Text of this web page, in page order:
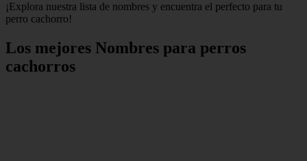
¡Explora nuestra lista de nombres y encuentra el perfecto para tu
perro cachorro!
Los mejores Nombres para perros
cachorros